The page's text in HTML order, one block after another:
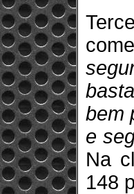
bem
e
Na
148